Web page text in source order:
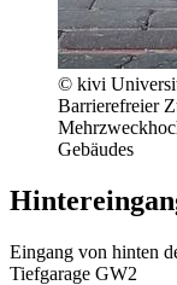
© kivi
Barrierefreier
Gebäudes
Eingang von hinten
Tiefgarage GW2